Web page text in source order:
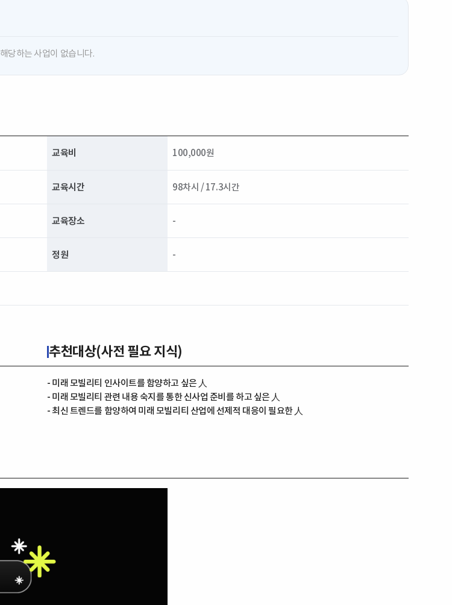
해당하는 사업이 없습니다.
교육비 100,000원
교육시간 98차시 / 17.3시간
교육장소 -
정원 -
추천대상(사전 필요 지식)
- 미래 모빌리티 인사이트를 함양하고 싶은 人
- 미래 모빌리티 관련 내용 숙지를 통한 신사업 준비를 하고 싶은 人
- 최신 트렌드를 함양하여 미래 모빌리티 산업에 선제적 대응이 필요한 人